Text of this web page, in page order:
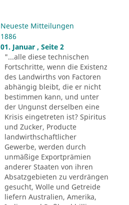
Neueste Mitteilungen
1886
01. Januar , Seite 2
"...alle diese technischen
Fortschritte, wenn die Existenz
des Landwirths von Factoren
abhängig bleibt, die er nicht
bestimmen kann, und unter
der Ungunst derselben eine
Krisis eingetreten ist? Spiritus
und Zucker, Producte
landwirthschaftlicher
Gewerbe, werden durch
unmäßige Exportprämien
anderer Staaten von ihren
Absatzgebieten zu verdrängen
gesucht, Wolle und Getreide
liefern Australien, Amerika,